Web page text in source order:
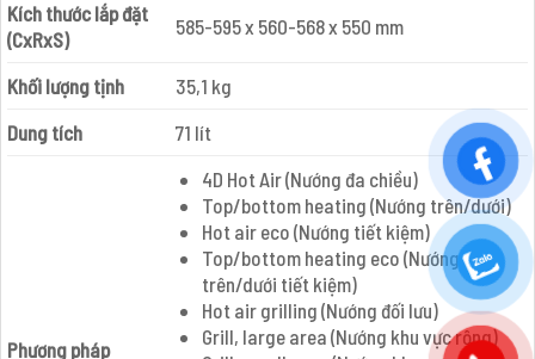
Kích thước lắp đặt
(CxRxS)
585-595 x 560-568 x 550 mm
Khối lượng tịnh
35,1 kg
Dung tích
71 lít
Phương pháp
4D Hot Air (Nướng đa chiều)
Top/bottom heating (Nướng trên/dưới)
Hot air eco (Nướng tiết kiệm)
Top/bottom heating eco (Nướng
trên/dưới tiết kiệm)
Hot air grilling (Nướng đối lưu)
Grill, large area (Nướng khu vực rộng)